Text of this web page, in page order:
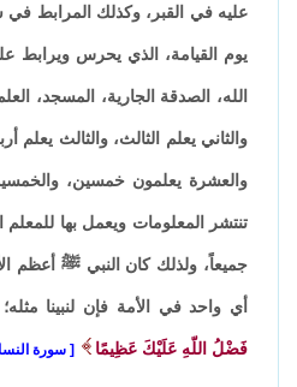
عليه في القبر، وكذلك المرابط في
يوم القيامة، الذي يحرس ويرابط
الله، الصدقة الجارية، المسجد،
والثاني يعلم الثالث، والثالث يعلم
والعشرة يعلمون خمسين،
تنتشر المعلومات ويعمل بها للمعلم
جميعاً، ولذلك كان النبي ﷺ أعظم
أي واحد في الأمة فإن لنبينا
فَضْلُ اللّهِ عَلَيْكَ عَظِيمًا سورة